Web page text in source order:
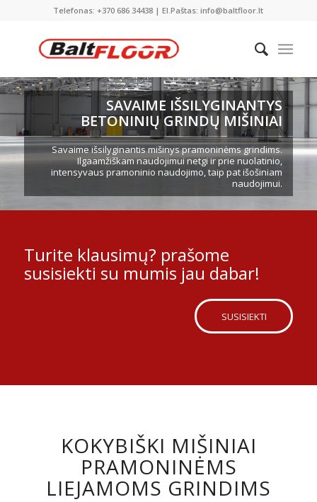
Telefonas: +370 686 34438 | El.Paštas: info@baltfloor.lt
SAVAIME IŠSILYGINANTYS
BETONINIŲ GRINDŲ MIŠINIAI
Savaime išsilyginantis mišinys pramoninėms grindims.
Ilgaamžiškam naudojimui netgi ir prie nuolatinio,
intensyvaus pramoninio naudojimo, taip pat išošiniam
naudojimui.
Turite klausimų? prašome
susisiekti su mumis jau dabar!
SUSISIEKTI
KOKYBIŠKI MIŠINIAI
PRAMONINĖMS
LIEJAMOMS GRINDIMS